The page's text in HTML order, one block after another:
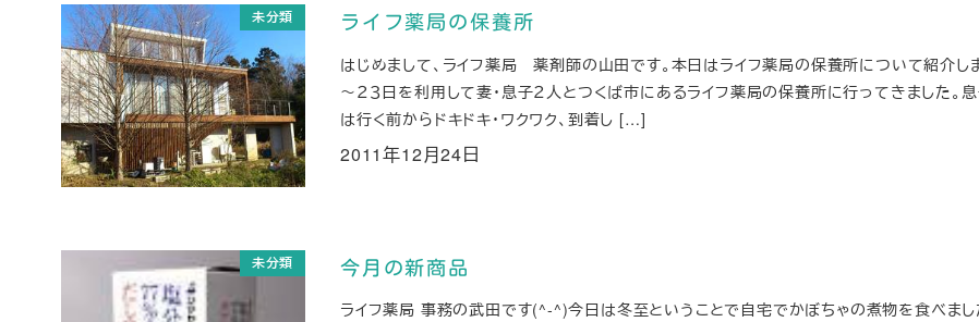
未分類 ライフ薬局の保養所
はじめまして、ライフ薬局 薬剤師の山田です。本日はライフ薬局の保養所について紹介しま
～２３日を利用して妻・息子２人とつくば市にあるライフ薬局の保養所に行ってきました。息
は行く前からドキドキ・ワクワク、到着し […]
投稿日
2011年12月24日
未分類 今月の新商品
ライフ薬局 事務の武田です(^-^)今日は冬至ということで自宅でかぼちゃの煮物を食べま